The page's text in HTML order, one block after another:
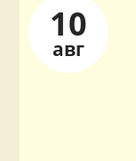
10
авг